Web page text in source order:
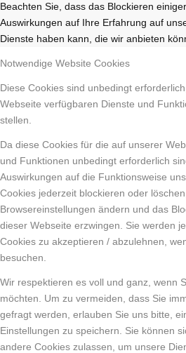
Beachten Sie, dass das Blockieren
Auswirkungen auf Ihre Erfahrung auf
Dienste haben kann, die wir anbieten
Notwendige Website Cookies
Diese Cookies sind unbedingt
Webseite verfügbaren Dienste und
stellen.
Da diese Cookies für die auf unserer
und Funktionen unbedingt erforderlich
Auswirkungen auf die Funktionsweise
Cookies jederzeit blockieren oder
Browsereinstellungen ändern und das
dieser Webseite erzwingen. Sie werden
Cookies zu akzeptieren / abzulehnen,
besuchen.
Wir respektieren es voll und ganz, wenn
möchten. Um zu vermeiden, dass Sie
gefragt werden, erlauben Sie uns bitte,
Einstellungen zu speichern. Sie können
andere Cookies zulassen, um unsere